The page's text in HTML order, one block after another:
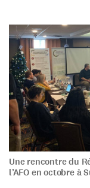
Une rencontre du
l’AFO en octobre à